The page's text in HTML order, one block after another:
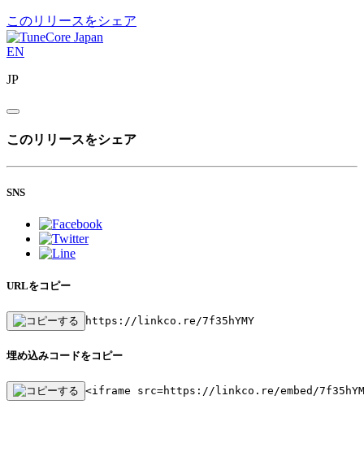
このリリースをシェア
EN
JP
このリリースをシェア
SNS
URLをコピー
https://linkco.re/7f35hYMY
埋め込みコードをコピー
<iframe src=https://linkco.re/embed/